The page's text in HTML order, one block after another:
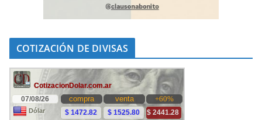
COTIZACIÓN DE DIVISAS